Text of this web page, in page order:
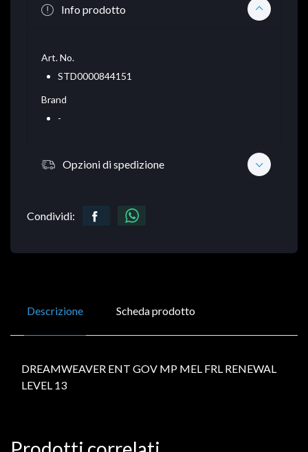
Info prodotto
Art. No.
STD0000844151
Brand
-
Opzioni di spedizione
Condividi:
Descrizione Scheda prodotto
DREAMWEAVER ENT GOV MP MEL FRL RENEWAL
LEVEL 13